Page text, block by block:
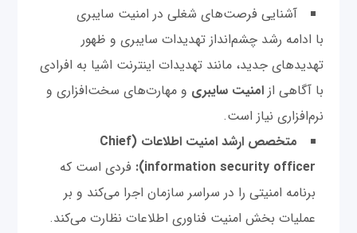
آشنایی فرصت‌های شغلی در امنیت سایبری
با ادامه رشد چشم‌انداز تهدیدات سایبری و ظهور
تهدیدهای جدید، مانند تهدیدات اینترنت اشیا به افرادی
با آگاهی از امنیت سایبری و مهارت‌های سخت‌افزاری و
نرم‌افزاری نیاز است.
متخصص ارشد امنیت اطلاعات (Chief
information security officer):
فردی است که
برنامه امنیتی را در سراسر سازمان اجرا می‌کند و بر
عملیات بخش امنیت فناوری اطلاعات نظارت می‌کند.